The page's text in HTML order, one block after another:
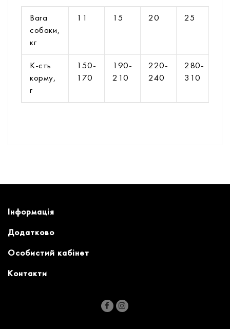
Вага
собаки,
кг
11 15 20 25
К-сть
корму,
г
150-
170
190-
210
220-
240
280-
310
Інформація
Додатково
Особистий кабінет
Контакти